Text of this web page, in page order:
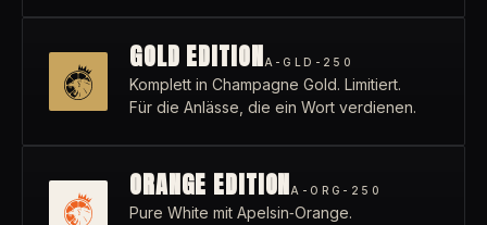
GOLD EDITIONA-GLD-250
Komplett in Champagne Gold. Limitiert.
Für die Anlässe, die ein Wort verdienen.
ORANGE EDITIONA-ORG-250
Pure White mit Apelsin‑Orange.